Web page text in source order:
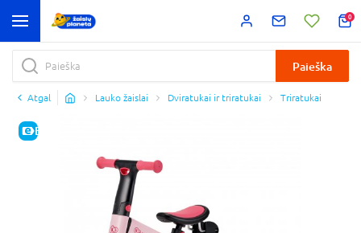
0
Paieška
Atgal Lauko žaislai Dviratukai ir triratukai Triratukai
E-KAINA